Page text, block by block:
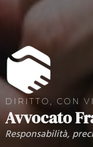
DIRITTO, CON
Avvocato
Responsabilità,